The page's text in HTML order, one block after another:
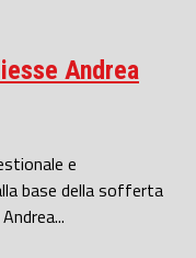
Andrea
e
base della sofferta